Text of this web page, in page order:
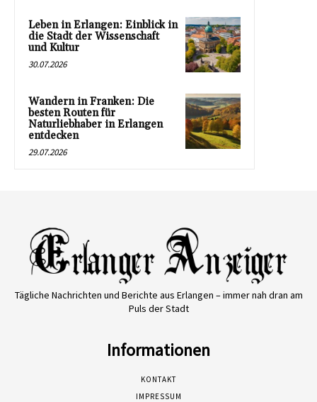
Leben in Erlangen: Einblick in
die Stadt der Wissenschaft
und Kultur
30.07.2026
Wandern in Franken: Die
besten Routen für
Naturliebhaber in Erlangen
entdecken
29.07.2026
Tägliche Nachrichten und Berichte aus Erlangen – immer nah dran am
Puls der Stadt
Informationen
KONTAKT
IMPRESSUM